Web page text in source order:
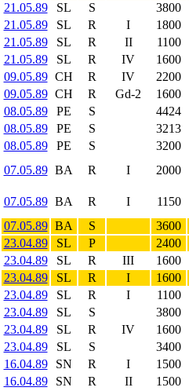
21.05.89
SL S 3800
21.05.89
SL R I 1800
21.05.89
SL R II 1100
21.05.89
SL R IV 1600
09.05.89 CH R IV 2200
09.05.89 CH R Gd-2 1600
08.05.89
PE S 4424
08.05.89
PE S 3213
08.05.89
PE S 3200
07.05.89 BA R I 2000
07.05.89 BA R I 1150
07.05.89 BA S 3600
23.04.89
SL P 2400
23.04.89
SL R III 1600
23.04.89
SL R I 1600
23.04.89
SL R I 1100
23.04.89
SL S 3800
23.04.89
SL R IV 1600
23.04.89
SL S 3400
16.04.89
SN R I 1500
16.04.89
SN R II 1500